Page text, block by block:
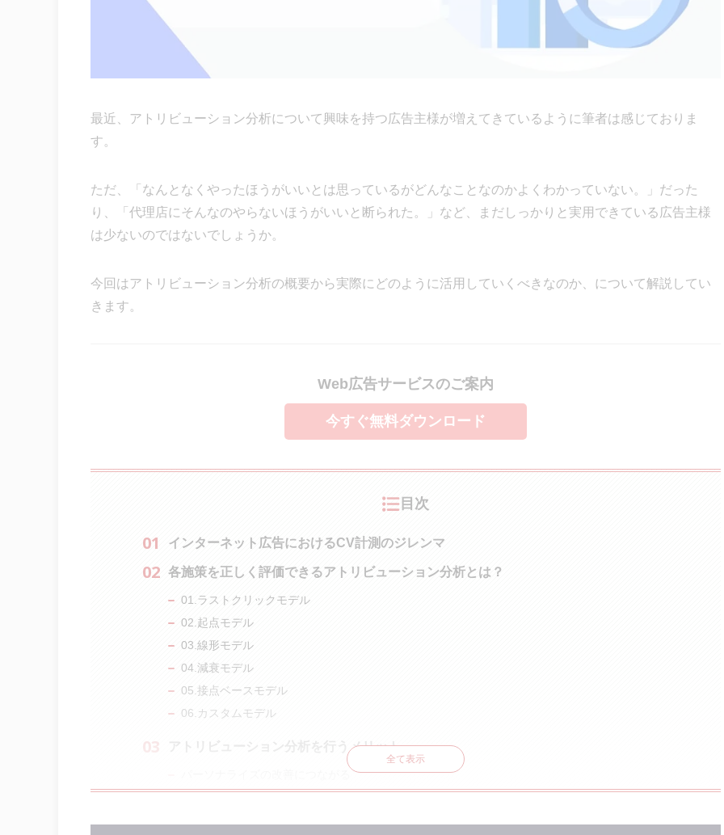
最近、アトリビューション分析について興味を持つ広告主様が増えてきているように筆者は感じておりま
す。
ただ、「なんとなくやったほうがいいとは思っているがどんなことなのかよくわかっていない。」だった
り、「代理店にそんなのやらないほうがいいと断られた。」など、まだしっかりと実用できている広告主様
は少ないのではないでしょうか。
今回はアトリビューション分析の概要から実際にどのように活用していくべきなのか、について解説してい
きます。
Web広告サービスのご案内
今すぐ無料ダウンロード
目次
インターネット広告におけるCV計測のジレンマ
各施策を正しく評価できるアトリビューション分析とは？
01.ラストクリックモデル
02.起点モデル
03.線形モデル
04.減衰モデル
05.接点ベースモデル
06.カスタムモデル
アトリビューション分析を行うメリット
コンバージョン数の増加につなげられる
全て表示